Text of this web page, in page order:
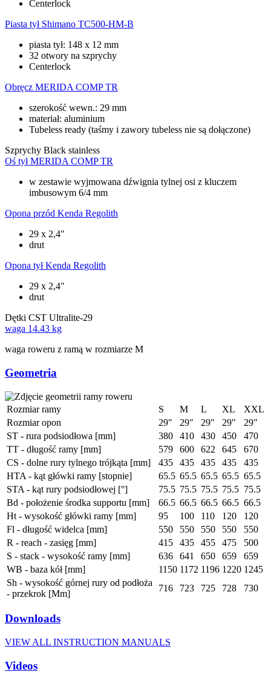
Centerlock
Piasta tył Shimano TC500-HM-B
piasta tył: 148 x 12 mm
32 otwory na szprychy
Centerlock
Obręcz MERIDA COMP TR
szerokość wewn.: 29 mm
materiał: aluminium
Tubeless ready (taśmy i zawory tubeless nie są dołączone)
Szprychy Black stainless
Oś tył MERIDA COMP TR
w zestawie wyjmowana dźwignia tylnej osi z kluczem
imbusowym 6/4 mm
Opona przód Kenda Regolith
29 x 2,4"
drut
Opona tył Kenda Regolith
29 x 2,4"
drut
Dętki CST Ultralite-29
waga 14.43 kg
waga roweru z ramą w rozmiarze M
Geometria
Rozmiar ramy S M L XL
XXL
Rozmiar opon
29" 29" 29" 29"
29"
ST - rura podsiodłowa [mm]
380 410 430 450
470
TT - długość ramy [mm]
579 600 622 645
670
CS - dolne rury tylnego trójkąta [mm]
435 435 435 435
435
HTA - kąt główki ramy [stopnie]
65.5 65.5 65.5 65.5 65.5
STA - kąt rury podsiodłowej [°]
75.5 75.5 75.5 75.5 75.5
Bd - położenie środka supportu [mm]
66.5 66.5 66.5 66.5 66.5
Ht - wysokość główki ramy [mm]
95 100 110 120
120
Fl - długość widelca [mm]
550 550 550 550
550
R - reach - zasięg [mm]
415 435 455 475
500
S - stack - wysokość ramy [mm]
636 641 650 659
659
WB - baza kół [mm]
1150 1172 1196 1220 1245
Sh - wysokość górnej rury od podłoża
- przekrok [Mm]
716 723 725 728 730
Downloads
VIEW ALL INSTRUCTION MANUALS
Videos